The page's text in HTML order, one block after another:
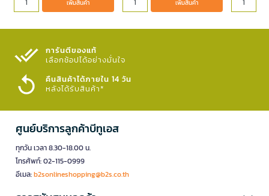
เพิ่มสินค้า เพิ่มสินค้า
การันตีของแท้
เลือกช้อปได้อย่างมั่นใจ​
คืนสินค้าได้ภายใน 14 วัน
หลังได้รับสินค้า*
ศูนย์บริการลูกค้าบีทูเอส
ทุกวัน เวลา 8.30-18.00 น.
โทรศัพท์: 02-115-0999
อีเมล:b2sonlineshopping@b2s.co.th